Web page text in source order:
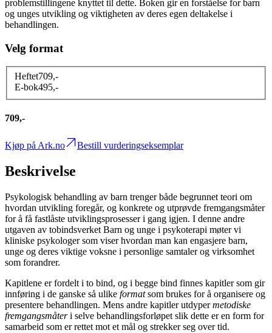
problemstillingene knyttet til dette. Boken gir en forståelse for barn
og unges utvikling og viktigheten av deres egen deltakelse i
behandlingen.
Velg format
Heftet709,-
E-bok495,-
709,-
Kjøp på Ark.no Bestill vurderingseksemplar
Beskrivelse
Psykologisk behandling av barn trenger både begrunnet teori om
hvordan utvikling foregår, og konkrete og utprøvde fremgangsmåter
for å få fastlåste utviklingsprosesser i gang igjen. I denne andre
utgaven av tobindsverket Barn og unge i psykoterapi møter vi
kliniske psykologer som viser hvordan man kan engasjere barn,
unge og deres viktige voksne i personlige samtaler og virksomhet
som forandrer.
Kapitlene er fordelt i to bind, og i begge bind finnes kapitler som gir
innføring i de ganske så ulike formatsom brukes for å organisere og
presentere behandlingen. Mens andre kapitler utdypermetodiske
fremgangsmåteri selve behandlingsforløpet slik dette er en form for
samarbeid som er rettet mot et mål og strekker seg over tid.